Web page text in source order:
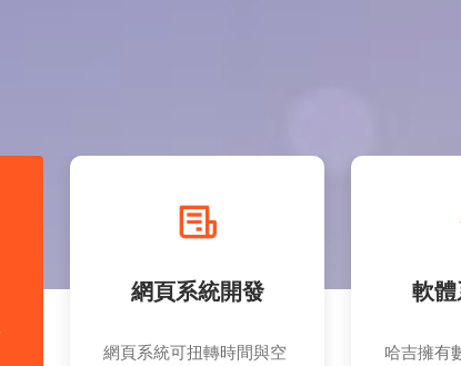
網頁系統開發
網頁系統可扭轉時間與空
軟
哈吉擁有